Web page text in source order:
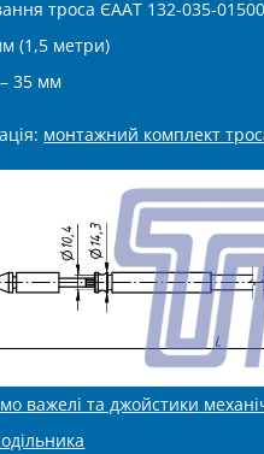
троса ЄААТ 132-035-
(1,5 метри)
35 мм
монтажний комплект
важелі та джойстики